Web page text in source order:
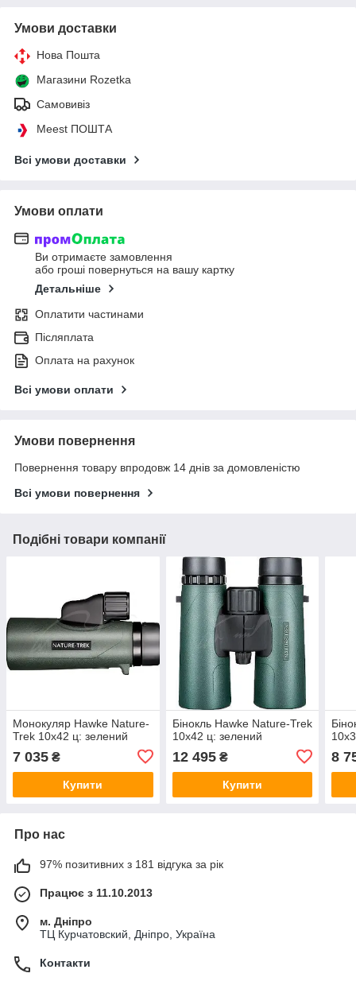
Умови доставки
Нова Пошта
Магазини Rozetka
Самовивіз
Meest ПОШТА
Всі умови доставки
Умови оплати
Ви отримаєте замовлення
або гроші повернуться на вашу картку
Детальніше
Оплатити частинами
Післяплата
Оплата на рахунок
Всі умови оплати
Умови повернення
Повернення товару впродовж 14 днів за домовленістю
Всі умови повернення
Подібні товари компанії
Монокуляр Hawke Nature-
Trek 10х42 ц: зелений
7 035 ₴
Купити
Бінокль Hawke Nature-Trek
10х42 ц: зелений
12 495₴
Купити
8
Про нас
97% позитивних з 181 відгука за рік
Працює з 11.10.2013
м. Дніпро
ТЦ Курчатовский, Дніпро, Україна
Контакти